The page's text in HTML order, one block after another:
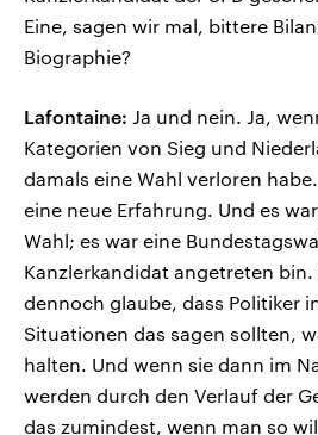
Eine, sagen wir mal, bittere
Biographie?
Lafontaine: Ja und nein. Ja,
Kategorien von Sieg und
damals eine Wahl verloren
eine neue Erfahrung. Und es
Wahl; es war eine
Kanzlerkandidat angetreten
dennoch glaube, dass Politiker
Situationen das sagen sollten,
halten. Und wenn sie dann im
werden durch den Verlauf der
das zumindest, wenn man so